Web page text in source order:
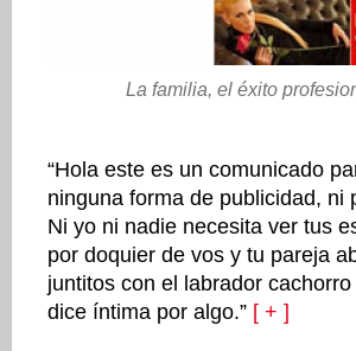
La familia, el éxito
“Hola este es un comunicado
ninguna forma de publicidad, ni
Ni yo ni nadie necesita ver tus
por doquier de vos y tu pareja
juntitos con el labrador
dice íntima por algo.” [ + ]